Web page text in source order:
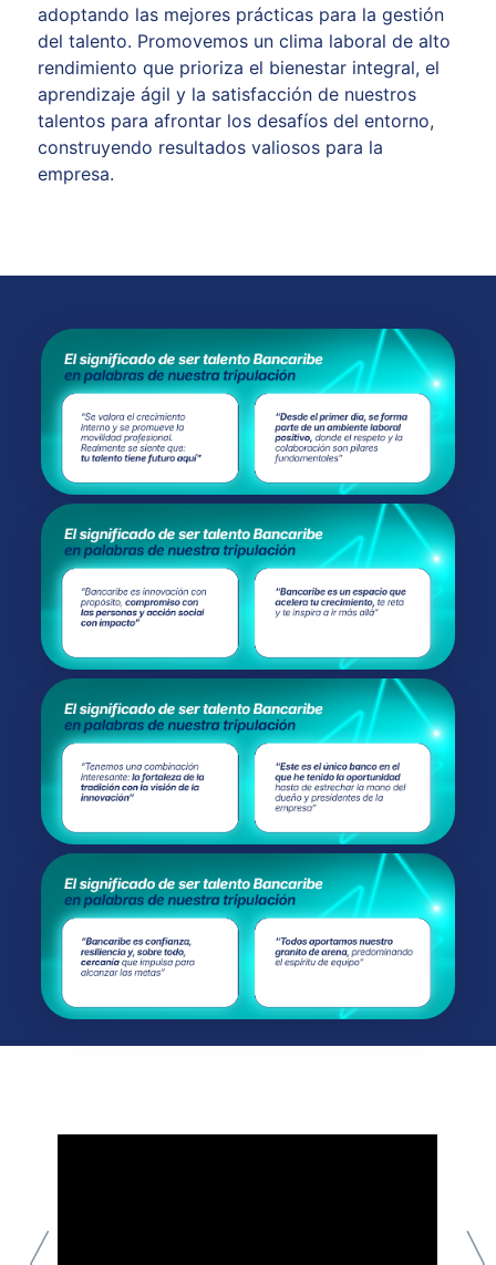
adoptando las mejores prácticas para la gestión
del talento. Promovemos un clima laboral de alto
rendimiento que prioriza el bienestar integral, el
aprendizaje ágil y la satisfacción de nuestros
talentos para afrontar los desafíos del entorno,
construyendo resultados valiosos para la
empresa.